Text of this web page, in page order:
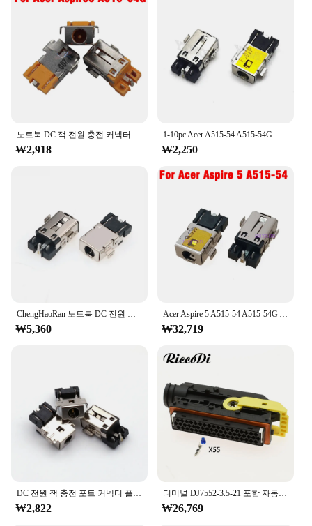
₩2,918 ₩2,250
₩5,360 ₩32,719
₩2,822 ₩26,769